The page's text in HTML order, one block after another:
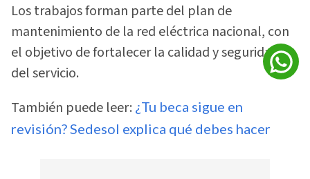
Los trabajos forman parte del plan de
mantenimiento de la red eléctrica nacional, con
el objetivo de fortalecer la calidad y seguridad
del servicio.
También puede leer: ¿Tu beca sigue en
revisión? Sedesol explica qué debes hacer